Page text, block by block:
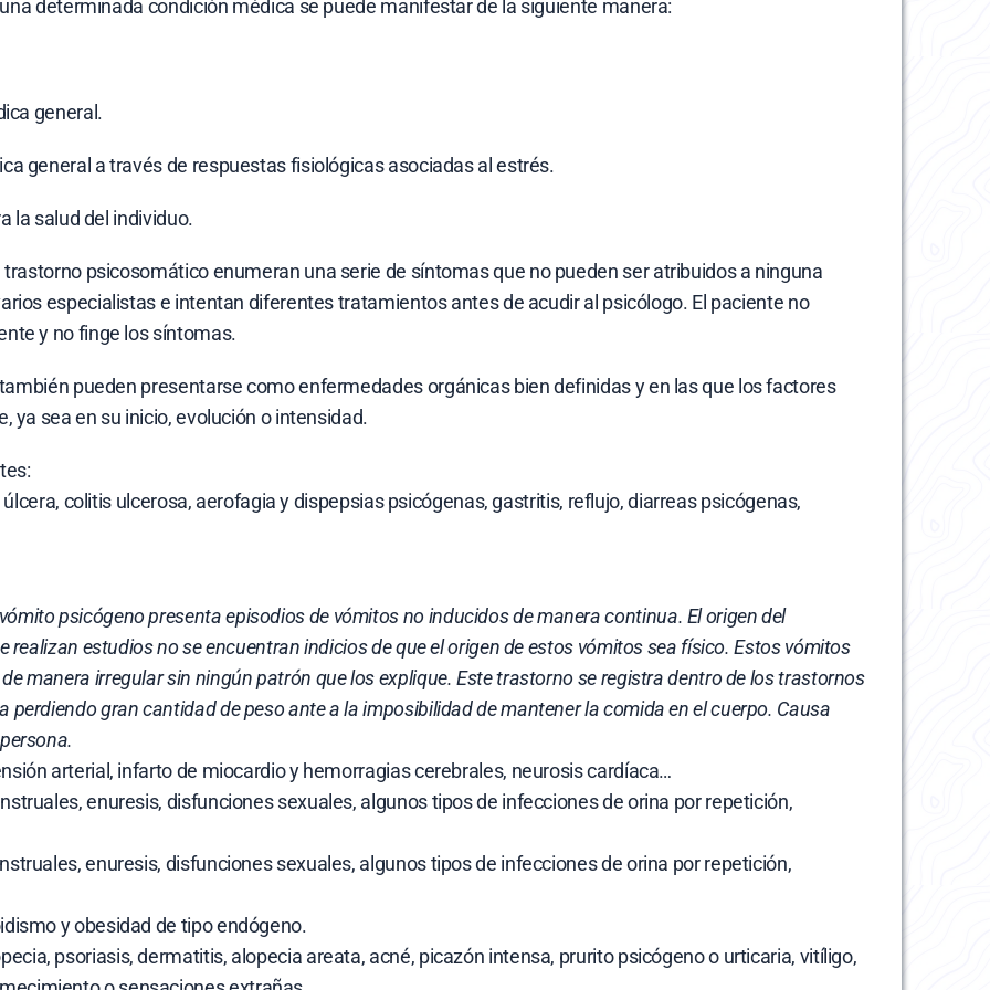
determinada condición médica se puede manifestar de la siguiente manera:
general.
general a través de respuestas fisiológicas asociadas al estrés.
la salud del individuo.
psicosomático enumeran una serie de síntomas que no pueden ser atribuidos a ninguna
especialistas e intentan diferentes tratamientos antes de acudir al psicólogo. El paciente no
y no finge los síntomas.
pueden presentarse como enfermedades orgánicas bien definidas y en las que los factores
ya sea en su inicio, evolución o intensidad.
colitis ulcerosa, aerofagia y dispepsias psicógenas, gastritis, reflujo, diarreas psicógenas,
psicógeno presenta episodios de vómitos no inducidos de manera continua. El origen del
realizan estudios no se encuentran indicios de que el origen de estos vómitos sea físico. Estos vómitos
manera irregular sin ningún patrón que los explique. Este trastorno se registra dentro de los trastornos
gran cantidad de peso ante a la imposibilidad de mantener la comida en el cuerpo. Causa
arterial, infarto de miocardio y hemorragias cerebrales, neurosis cardíaca…
enuresis, disfunciones sexuales, algunos tipos de infecciones de orina por repetición,
enuresis, disfunciones sexuales, algunos tipos de infecciones de orina por repetición,
y obesidad de tipo endógeno.
psoriasis, dermatitis, alopecia areata, acné, picazón intensa, prurito psicógeno o urticaria, vitíligo,